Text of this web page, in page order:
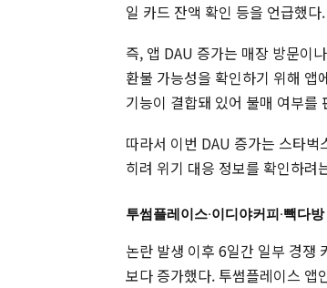
일 카드 잔액 확인 등을 언급했다.
즉, 앱 DAU 증가는 매장 방문이
환불 가능성을 확인하기 위해 앱
기능이 결합돼 있어 불매 여부를
따라서 이번 DAU 증가는 스타
히려 위기 대응 정보를 확인하려
투썸플레이스·이디야커피·빽다
논란 발생 이후 6일간 일부 경쟁
보다 증가했다. 투썸플레이스